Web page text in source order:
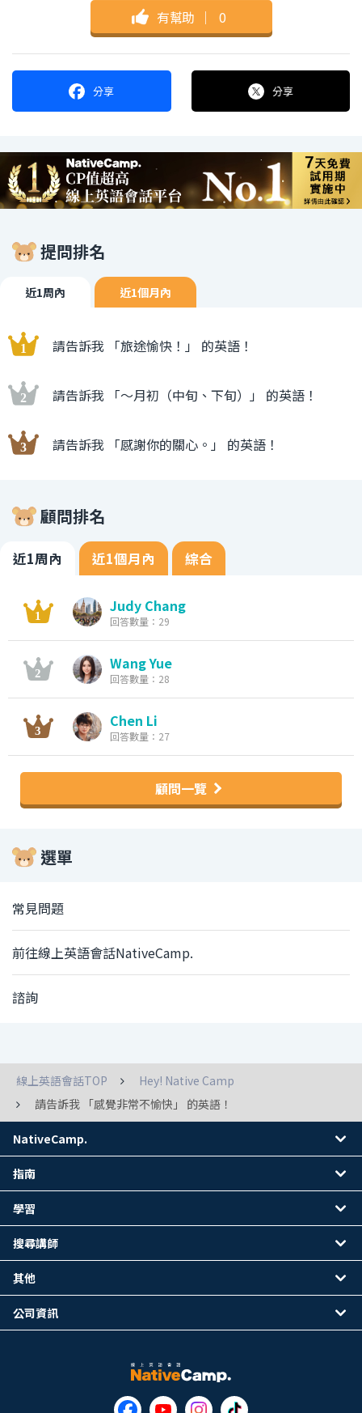
有幫助 ｜ 0
分享 分享
提問排名
近1周內 近1個月內
請告訴我 「旅途愉快！」 的英語！
請告訴我 「〜月初（中旬、下旬）」 的英語！
請告訴我 「感謝你的關心。」 的英語！
顧問排名
近1周內 近1個月內 綜合
Judy Chang
回答數量：29
Wang Yue
回答數量：28
Chen Li
回答數量：27
顧問一覽
選單
常見問題
前往線上英語會話NativeCamp.
諮詢
線上英語會話TOP
Hey! Native Camp
請告訴我 「感覺非常不愉快」 的英語！
NativeCamp.
指南
學習
搜尋講師
其他
公司資訊